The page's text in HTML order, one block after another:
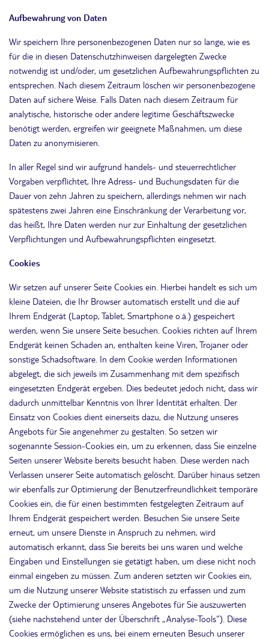
Aufbewahrung von Daten
Wir speichern Ihre personenbezogenen Daten nur so lange, wie es
für die in diesen Datenschutzhinweisen dargelegten Zwecke
notwendig ist und/oder, um gesetzlichen Aufbewahrungspflichten zu
entsprechen. Nach diesem Zeitraum löschen wir personenbezogene
Daten auf sichere Weise. Falls Daten nach diesem Zeitraum für
analytische, historische oder andere legitime Geschäftszwecke
benötigt werden, ergreifen wir geeignete Maßnahmen, um diese
Daten zu anonymisieren.
In aller Regel sind wir aufgrund handels- und steuerrechtlicher
Vorgaben verpflichtet, Ihre Adress- und Buchungsdaten für die
Dauer von zehn Jahren zu speichern, allerdings nehmen wir nach
spätestens zwei Jahren eine Einschränkung der Verarbeitung vor,
das heißt, Ihre Daten werden nur zur Einhaltung der gesetzlichen
Verpflichtungen und Aufbewahrungspflichten eingesetzt.
Cookies
Wir setzen auf unserer Seite Cookies ein. Hierbei handelt es sich um
kleine Dateien, die Ihr Browser automatisch erstellt und die auf
Ihrem Endgerät (Laptop, Tablet, Smartphone o.ä.) gespeichert
werden, wenn Sie unsere Seite besuchen. Cookies richten auf Ihrem
Endgerät keinen Schaden an, enthalten keine Viren, Trojaner oder
sonstige Schadsoftware. In dem Cookie werden Informationen
abgelegt, die sich jeweils im Zusammenhang mit dem spezifisch
eingesetzten Endgerät ergeben. Dies bedeutet jedoch nicht, dass wir
dadurch unmittelbar Kenntnis von Ihrer Identität erhalten. Der
Einsatz von Cookies dient einerseits dazu, die Nutzung unseres
Angebots für Sie angenehmer zu gestalten. So setzen wir
sogenannte Session-Cookies ein, um zu erkennen, dass Sie einzelne
Seiten unserer Website bereits besucht haben. Diese werden nach
Verlassen unserer Seite automatisch gelöscht. Darüber hinaus setzen
wir ebenfalls zur Optimierung der Benutzerfreundlichkeit temporäre
Cookies ein, die für einen bestimmten festgelegten Zeitraum auf
Ihrem Endgerät gespeichert werden. Besuchen Sie unsere Seite
erneut, um unsere Dienste in Anspruch zu nehmen, wird
automatisch erkannt, dass Sie bereits bei uns waren und welche
Eingaben und Einstellungen sie getätigt haben, um diese nicht noch
einmal eingeben zu müssen. Zum anderen setzten wir Cookies ein,
um die Nutzung unserer Website statistisch zu erfassen und zum
Zwecke der Optimierung unseres Angebotes für Sie auszuwerten
(siehe nachstehend unter der Überschrift „Analyse-Tools“). Diese
Cookies ermöglichen es uns, bei einem erneuten Besuch unserer